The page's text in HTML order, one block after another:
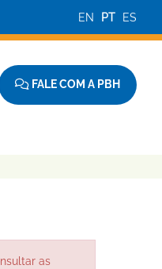
EN PT ES
FALE COM A PBH
as